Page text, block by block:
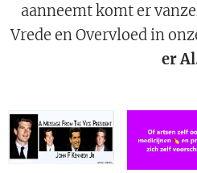
aanneemt komt er
Vrede en Overvloed in
er